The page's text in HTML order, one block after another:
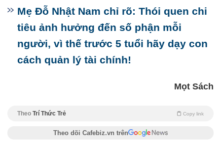
Mẹ Đỗ Nhật Nam chỉ rõ: Thói quen chi
tiêu ảnh hưởng đến số phận mỗi
người, vì thế trước 5 tuổi hãy dạy con
cách quản lý tài chính!
Mọt Sách
Theo Trí Thức Trẻ Copy link
Theo dõi Cafebiz.vn trên